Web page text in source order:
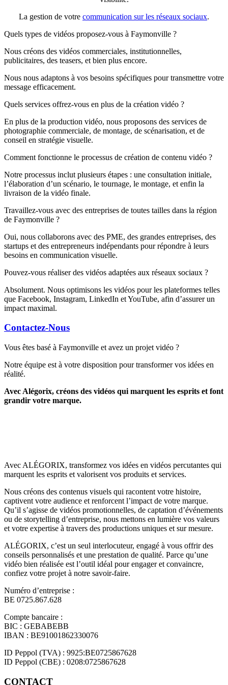
La gestion de votre communication sur les réseaux sociaux.
Quels types de vidéos proposez-vous à Faymonville ?
Nous créons des vidéos commerciales, institutionnelles,
publicitaires, des teasers, et bien plus encore.
Nous nous adaptons à vos besoins spécifiques pour transmettre votre
message efficacement.
Quels services offrez-vous en plus de la création vidéo ?
En plus de la production vidéo, nous proposons des services de
photographie commerciale, de montage, de scénarisation, et de
conseil en stratégie visuelle.
Comment fonctionne le processus de création de contenu vidéo ?
Notre processus inclut plusieurs étapes : une consultation initiale,
l’élaboration d’un scénario, le tournage, le montage, et enfin la
livraison de la vidéo finale.
Travaillez-vous avec des entreprises de toutes tailles dans la région
de Faymonville ?
Oui, nous collaborons avec des PME, des grandes entreprises, des
startups et des entrepreneurs indépendants pour répondre à leurs
besoins en communication visuelle.
Pouvez-vous réaliser des vidéos adaptées aux réseaux sociaux ?
Absolument. Nous optimisons les vidéos pour les plateformes telles
que Facebook, Instagram, LinkedIn et YouTube, afin d’assurer un
impact maximal.
Contactez-Nous
Vous êtes basé à Faymonville et avez un projet vidéo ?
Notre équipe est à votre disposition pour transformer vos idées en
réalité.
Avec Alégorix, créons des vidéos qui marquent les esprits et font
grandir votre marque.
Avec ALÉGORIX, transformez vos idées en vidéos percutantes qui
marquent les esprits et valorisent vos produits et services.
Nous créons des contenus visuels qui racontent votre histoire,
captivent votre audience et renforcent l’impact de votre marque.
Qu’il s’agisse de vidéos promotionnelles, de captation d’événements
ou de storytelling d’entreprise, nous mettons en lumière vos valeurs
et votre expertise à travers des productions uniques et sur mesure.
ALÉGORIX, c’est un seul interlocuteur, engagé à vous offrir des
conseils personnalisés et une prestation de qualité. Parce qu’une
vidéo bien réalisée est l’outil idéal pour engager et convaincre,
confiez votre projet à notre savoir-faire.
Numéro d’entreprise :
BE 0725.867.628
Compte bancaire :
BIC : GEBABEBB
IBAN : BE91001862330076
ID Peppol (TVA) : 9925:BE0725867628
ID Peppol (CBE) : 0208:0725867628
CONTACT